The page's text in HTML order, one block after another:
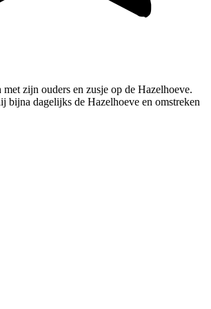
zijn ouders en zusje op de Hazelhoeve.
bijna dagelijks de Hazelhoeve en omstreken